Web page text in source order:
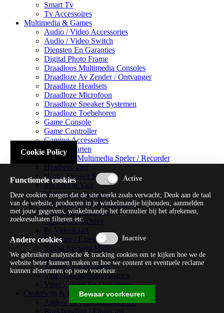
Smart Tv
Tv Accessoires
Multimedia & Games
Audio / Video Accessories
Audio / Video Switch
Diensten En Garanties
Digital Photo Frame
Draadloos Multimedia Consoles
Draadloze Av Zender / Ontvanger
Draadloze Headsets
Draadloze Microfoon
Draadloze Speaker Systemen
Draadloze Toebehoren
Game Console
Game Controller
Gaming Accessoires
Geluidskaarten
Handheld Multimedia Speler / Recorder
Headsets Vast
Home Theater Systems
Microfoon Vast
Multimedia Consoles
Multimedia Mixer / Versterker
Multimedia Productie
Optical Disk Drive
Pc Videokaart
Repeater / Extender
Sound Systems Hi-fi
Splitter
Tuners En Recorders
Vaste Luidsprekersystemen
Vaste Zender En Ontvanger
Onderwijs & Recreatie
Andere Beveiligingssoftware
Cookie Policy
Functionele cookies
Deze cookies zorgen dat de site werkt zoals verwacht; Denk aan de taal
van de website, producten in je winkelmandje bijhouden, aanmelden
met jouw gegevens, winkelmandje het formulier bij het afrekenen,
zoekresultaten filteren etc.
Andere cookies
We gebruiken analytische & tracking cookies om te kijken hoe we de
website beter kunnen maken en hoe we content en eventuele reclame
kunnen afstemmen op jouw voorkeur.
Bewaar voorkeuren